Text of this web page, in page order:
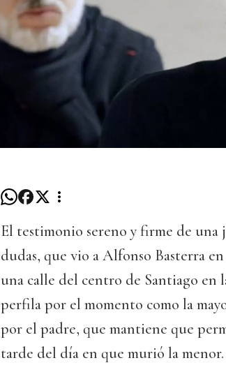
El testimonio sereno y firme de una
dudas, que vio a Alfonso Basterra
una calle del centro de Santiago en
perfila por el momento como la
por el padre, que mantiene que
tarde del día en que murió la menor.